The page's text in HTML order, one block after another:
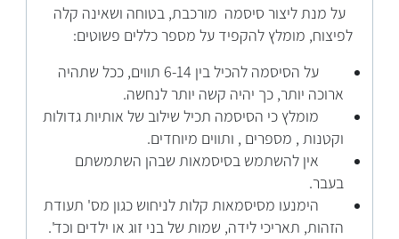
על מנת ליצור סיסמה מורכבת, בטוחה ושאינה קלה
לפיצוח, מומלץ להקפיד על מספר כללים פשוטים:
על הסיסמה להכיל בין 6-14 תווים, ככל שתהיה
ארוכה יותר, כך יהיה קשה יותר לנחשה.
מומלץ כי הסיסמה תכיל שילוב של אותיות גדולות
וקטנות , מספרים , ותווים מיוחדים.
אין להשתמש בסיסמאות שבהן השתמשתם
בעבר.
הימנעו מסיסמאות קלות לניחוש כגון מס' תעודת
הזהות, תאריכי לידה, שמות של בני זוג או ילדים וכד'.